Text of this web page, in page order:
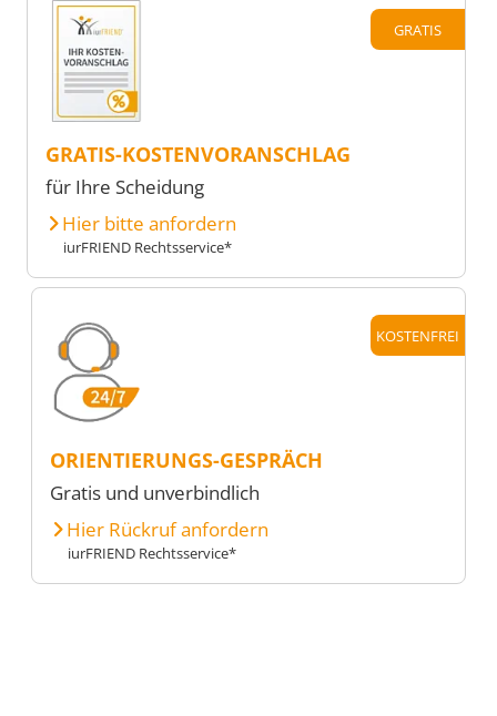
GRATIS
GRATIS-KOSTENVORANSCHLAG
für Ihre Scheidung
Hier bitte anfordern
iurFRIEND Rechtsservice*
KOSTENFREI
ORIENTIERUNGS-GESPRÄCH
Gratis und unverbindlich
Hier Rückruf anfordern
iurFRIEND Rechtsservice*